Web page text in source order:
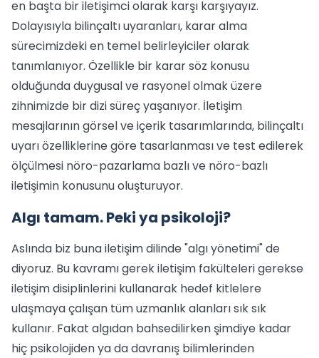
en başta bir iletişimci olarak karşı karşıyayız.
Dolayısıyla bilinçaltı uyaranları, karar alma
sürecimizdeki en temel belirleyiciler olarak
tanımlanıyor. Özellikle bir karar söz konusu
olduğunda duygusal ve rasyonel olmak üzere
zihnimizde bir dizi süreç yaşanıyor. İletişim
mesajlarının görsel ve içerik tasarımlarında, bilinçaltı
uyarı özelliklerine göre tasarlanması ve test edilerek
ölçülmesi nöro-pazarlama bazlı ve nöro-bazlı
iletişimin konusunu oluşturuyor.
Algı tamam. Peki ya psikoloji?
Aslında biz buna iletişim dilinde "algı yönetimi" de
diyoruz. Bu kavramı gerek iletişim fakülteleri gerekse
iletişim disiplinlerini kullanarak hedef kitlelere
ulaşmaya çalışan tüm uzmanlık alanları sık sık
kullanır. Fakat algıdan bahsedilirken şimdiye kadar
hiç psikolojiden ya da davranış bilimlerinden